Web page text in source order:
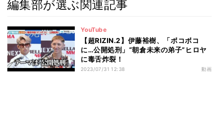
編集部が選ぶ関連記事
YouTube
【超RIZIN.2】伊藤裕樹、「ボコボコ
に…公開処刑」“朝倉未来の弟子”ヒロヤ
に毒舌炸裂！
2023/07/31 12:38 動画